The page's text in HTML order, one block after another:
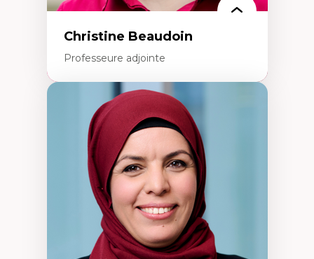
Christine Beaudoin
Professeure adjointe
Expertises
Méthodes de recherche
Acteurs plus qu'humains
Approches socio-écologiques
Conservation de la biodiversité
Collaboration et méthodes participatives
Études des sciences
Relations humain-environnement
Transdisciplinarité